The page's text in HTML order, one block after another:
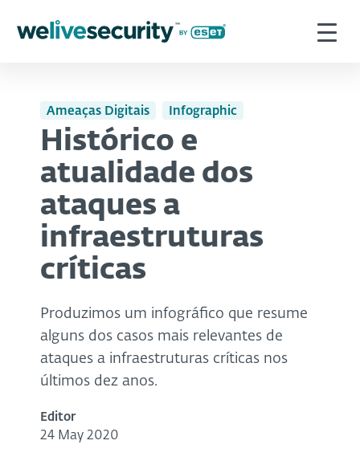
Ameaças Digitais Infographic
Histórico e
atualidade dos
ataques a
infraestruturas
críticas
Produzimos um infográfico que resume
alguns dos casos mais relevantes de
ataques a infraestruturas críticas nos
últimos dez anos.
Editor
24 May 2020